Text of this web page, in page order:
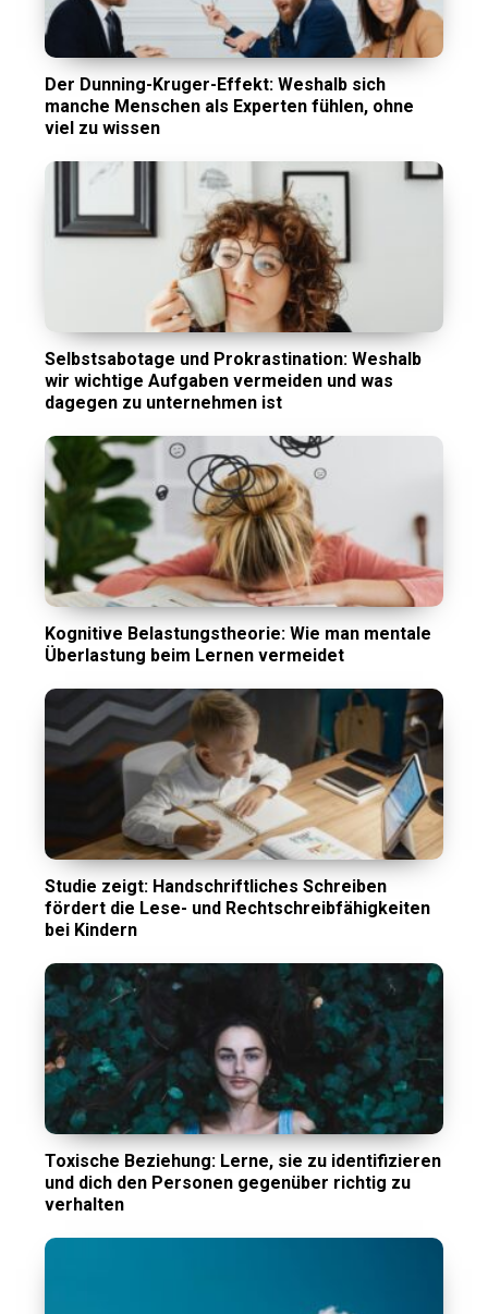
Der Dunning-Kruger-Effekt: Weshalb sich
manche Menschen als Experten fühlen, ohne
viel zu wissen
Selbstsabotage und Prokrastination: Weshalb
wir wichtige Aufgaben vermeiden und was
dagegen zu unternehmen ist
Kognitive Belastungstheorie: Wie man mentale
Überlastung beim Lernen vermeidet
Studie zeigt: Handschriftliches Schreiben
fördert die Lese- und Rechtschreibfähigkeiten
bei Kindern
Toxische Beziehung: Lerne, sie zu identifizieren
und dich den Personen gegenüber richtig zu
verhalten